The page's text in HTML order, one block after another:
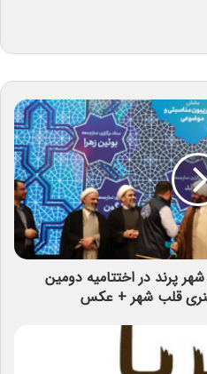
پرند در اختتامیه دومین
قلب شهر + عکس